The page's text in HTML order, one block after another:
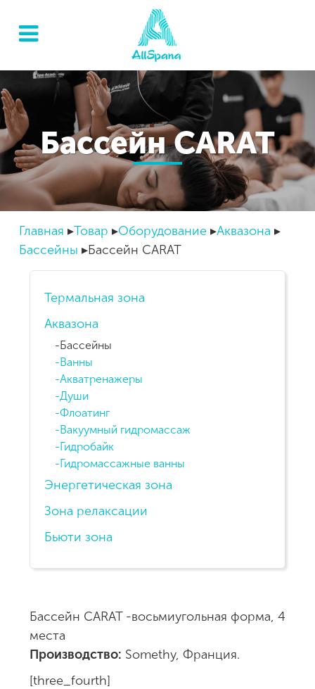
Бассейн CARAT
Главная Товар Оборудование
Аквазона
Бассейны
Бассейн CARAT
Термальная зона
Аквазона
Бассейны
Ванны
Акватренажеры
Души
Флоатинг
Вакуумный гидромассаж
Гидробайк
Гидромассажные ванны
Энергетическая зона
Зона релаксации
Бьюти зона
Бассейн CARAT -восьмиугольная форма, 4
места
Производство: Somethy, Франция.
[three_fourth]